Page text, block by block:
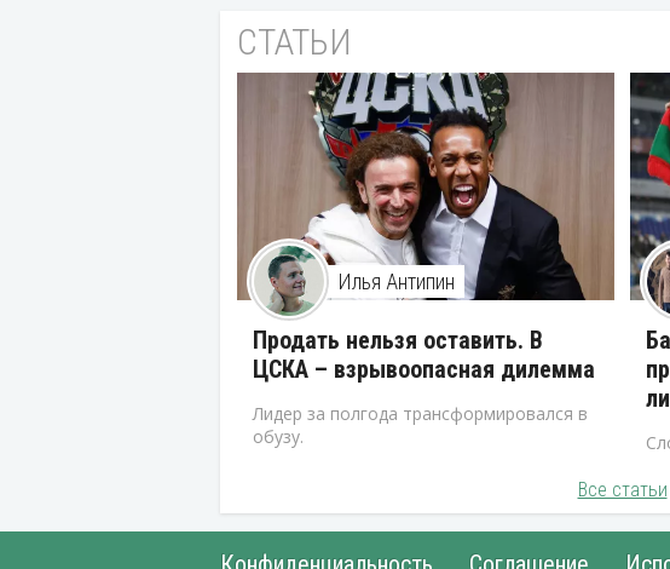
СТАТЬИ
Илья Антипин
Продать нельзя оставить. В
ЦСКА – взрывоопасная дилемма
Лидер за полгода трансформировался в
обузу.
Все статьи